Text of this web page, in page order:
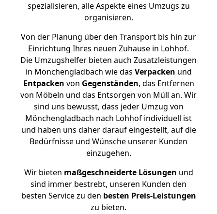
spezialisieren, alle Aspekte eines Umzugs zu
organisieren.
Von der Planung über den Transport bis hin zur
Einrichtung Ihres neuen Zuhause in Lohhof.
Die Umzugshelfer bieten auch Zusatzleistungen
in Mönchengladbach wie das Verpacken und
Entpacken von Gegenständen, das Entfernen
von Möbeln und das Entsorgen von Müll an. Wir
sind uns bewusst, dass jeder Umzug von
Mönchengladbach nach Lohhof individuell ist
und haben uns daher darauf eingestellt, auf die
Bedürfnisse und Wünsche unserer Kunden
einzugehen.
Wir bieten maßgeschneiderte Lösungen und
sind immer bestrebt, unseren Kunden den
besten Service zu den besten Preis-Leistungen
zu bieten.